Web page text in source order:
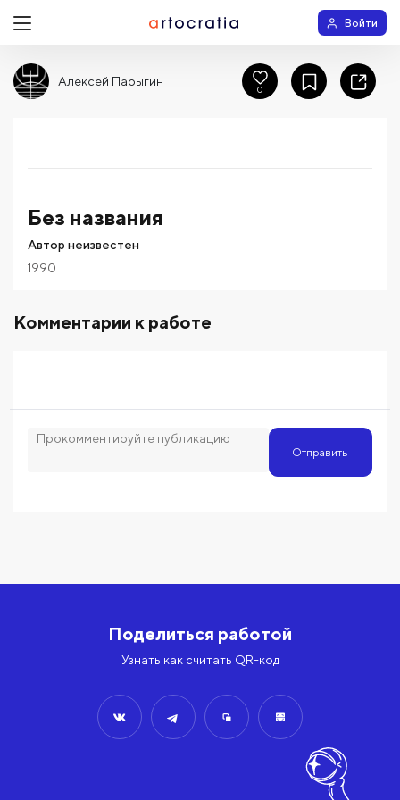
Войти
Без названия
Автор неизвестен
1990
Комментарии к работе
Отправить
Алексей Парыгин
0
Поделиться работой
Узнать как считать QR-код